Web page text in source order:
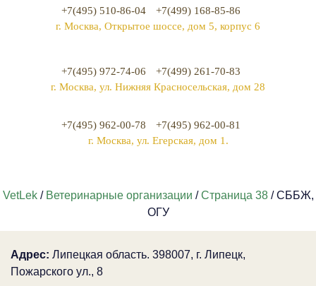
+7(495) 510-86-04
+7(499) 168-85-86
г. Москва, Открытое шоссе, дом 5, корпус 6
+7(495) 972-74-06
+7(499) 261-70-83
г. Москва, ул. Нижняя Красносельская, дом 28
+7(495) 962-00-78
+7(495) 962-00-81
г. Москва, ул. Егерская, дом 1.
VetLek/ Ветеринарные организации /Страница 38/ СББЖ,
ОГУ
Адрес: Липецкая область. 398007, г. Липецк,
Пожарского ул., 8